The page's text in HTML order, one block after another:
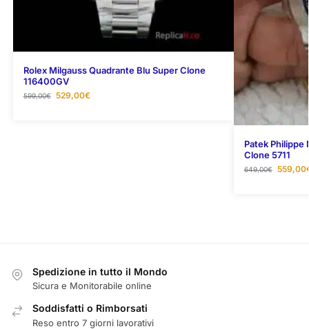
Rolex Milgauss Quadrante Blu Super Clone
116400GV
599,00€ 529,00€
Patek Philippe
Clone 5711
649,00€ 559,00
Spedizione in tutto il Mondo
Sicura e Monitorabile online
Soddisfatti o Rimborsati
Reso entro 7 giorni lavorativi